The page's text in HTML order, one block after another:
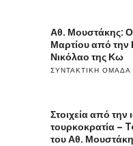
Αθ. Μουστάκης: Ο
Μαρτίου από την
Νικόλαο της Κω
ΣΥΝΤΑΚΤΙΚΉ ΟΜΆΔΑ
Στοιχεία από την
τουρκοκρατία –
του Αθ. Μουστάκη